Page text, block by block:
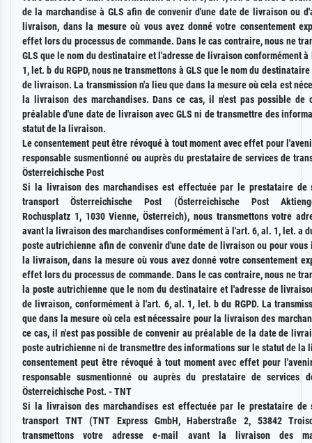
de la marchandise à GLS afin de convenir d'une date de livraison ou
livraison, dans la mesure où vous avez donné votre consentement
effet lors du processus de commande. Dans le cas contraire, nous ne
GLS que le nom du destinataire et l'adresse de livraison conformément
1, let. b du RGPD, nous ne transmettons à GLS que le nom du
de livraison. La transmission n'a lieu que dans la mesure où cela est
la livraison des marchandises. Dans ce cas, il n'est pas possible de
préalable d'une date de livraison avec GLS ni de transmettre des
statut de la livraison.
Le consentement peut être révoqué à tout moment avec effet pour
responsable susmentionné ou auprès du prestataire de services de
Österreichische Post
Si la livraison des marchandises est effectuée par le prestataire de
transport Österreichische Post (Österreichische Post
Rochusplatz 1, 1030 Vienne, Österreich), nous transmettons votre
avant la livraison des marchandises conformément à l'art. 6, al. 1, let. a
poste autrichienne afin de convenir d'une date de livraison ou pour
la livraison, dans la mesure où vous avez donné votre consentement
effet lors du processus de commande. Dans le cas contraire, nous ne
la poste autrichienne que le nom du destinataire et l'adresse de
de livraison, conformément à l'art. 6, al. 1, let. b du RGPD. La
que dans la mesure où cela est nécessaire pour la livraison des
ce cas, il n'est pas possible de convenir au préalable de la date de
poste autrichienne ni de transmettre des informations sur le statut de la
consentement peut être révoqué à tout moment avec effet pour
responsable susmentionné ou auprès du prestataire de services
Österreichische Post. - TNT
Si la livraison des marchandises est effectuée par le prestataire de
transport TNT (TNT Express GmbH, Haberstraße 2, 53842
transmettons votre adresse e-mail avant la livraison des